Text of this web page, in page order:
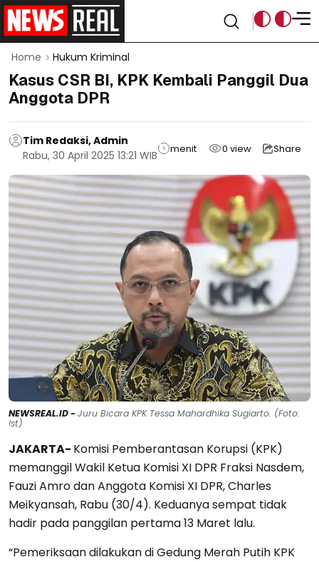
Home Hukum Kriminal
Kasus CSR BI, KPK Kembali Panggil Dua
Anggota DPR
Tim Redaksi, Admin
Rabu, 30 April 2025 13:21 WIB
menit 0 view Share
NEWSREAL.ID -Juru Bicara KPK Tessa Mahardhika Sugiarto. (Foto:
Ist)
JAKARTA- Komisi Pemberantasan Korupsi (KPK)
memanggil Wakil Ketua Komisi XI DPR Fraksi Nasdem,
Fauzi Amro dan Anggota Komisi XI DPR, Charles
Meikyansah, Rabu (30/4). Keduanya sempat tidak
hadir pada panggilan pertama 13 Maret lalu.
“Pemeriksaan dilakukan di Gedung Merah Putih KPK